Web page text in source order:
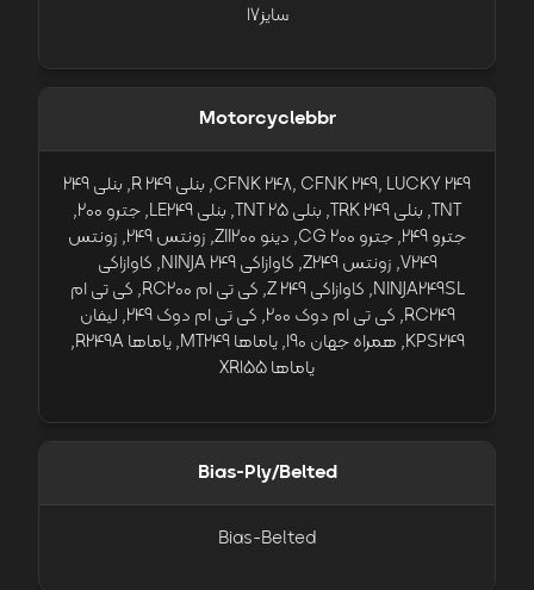
سایز17
Motorcyclebbr
CFNK 248, CFNK 249, LUCKY 249, بنلی 249 R, بنلی 249
TNT, بنلی 249 TRK, بنلی 25 TNT, بنلی LE249, جترو 200,
جترو 249, جترو CG 200, دینو ZII200, زونتس 249, زونتس
V249, زونتس Z249, کاوازاکی NINJA 249, کاوازاکی
NINJA249SL, کاوازاکی Z 249, کی تی ام RC200, کی تی ام
RC249, کی تی ام دوک 200, کی تی ام دوک 249, لیفان
KPS249, همراه جهان 190, یاماها MT249, یاماها R249A,
یاماها XR155
Bias-Ply/Belted
Bias-Belted